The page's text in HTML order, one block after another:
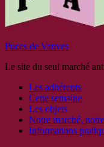
Puces de Vanves
Le site du seul marché
Les adhérents
Cette semaine
Les objets
Notre marché,
Informations